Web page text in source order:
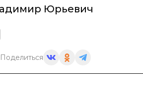
Юрьевич
Поделиться